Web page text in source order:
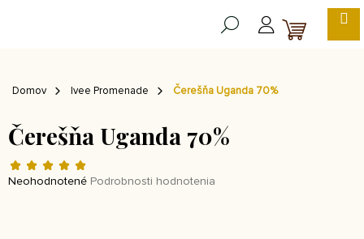
KOŠÍK
Domov Ivee Promenade Čerešňa Uganda 70%
Čerešňa Uganda 70%
Priemerné
hodnotenie
Neohodnotené Podrobnosti hodnotenia